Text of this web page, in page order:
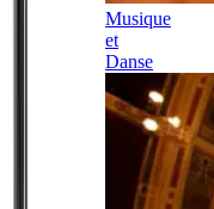
Musique
et
Danse